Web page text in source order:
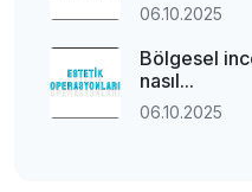
06.10.2025
Bölgesel
nasıl...
06.10.2025